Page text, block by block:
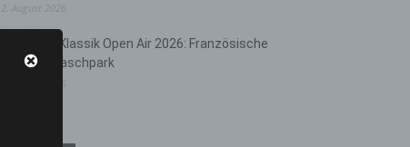
2. August 2026
Hannover Klassik Open Air 2026: Französische
Oper im Maschpark